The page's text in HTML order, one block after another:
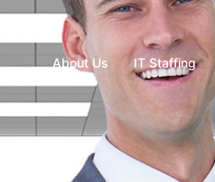
About Us IT Staffing